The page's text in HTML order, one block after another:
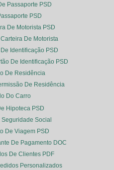
Passaporte PSD
PSD
De Motorista PSD
De Motorista
Identificação PSD
De Identificação PSD
De Residência
De Residência
Do Carro
Hipoteca PSD
Seguridade Social
De Viagem PSD
De Pagamento DOC
De Clientes PDF
Personalizados